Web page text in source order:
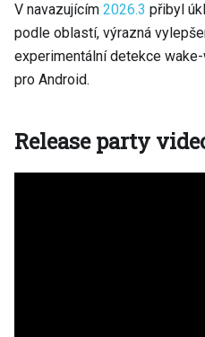
V navazujícím 2026.3 přibyl
podle oblastí, výrazná
experimentální detekce
pro Android.
Release party